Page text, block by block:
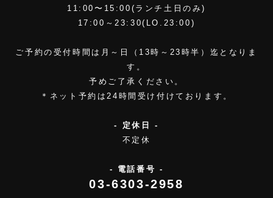
11:00〜15:00(ランチ土日のみ)
17:00～23:30(LO.23:00)
ご予約の受付時間は月～日（13時～23時半）迄となりま
す。
予めご了承ください。
＊ネット予約は24時間受け付けております。
- 定休日 -
不定休
- 電話番号 -
03-6303-2958